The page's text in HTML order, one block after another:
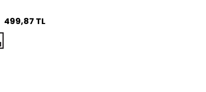
499,87 TL